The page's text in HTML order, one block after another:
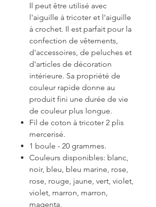
Il peut être utilisé avec
l'aiguille à tricoter et l'aiguille
à crochet. Il est parfait pour la
confection de vêtements,
d'accessoires, de peluches et
d'articles de décoration
intérieure. Sa propriété de
couleur rapide donne au
produit fini une durée de vie
de couleur plus longue.
Fil de coton à tricoter 2 plis
mercerisé.
1 boule - 20 grammes.
Couleurs disponibles: blanc,
noir, bleu, bleu marine, rose,
rose, rouge, jaune, vert, violet,
violet, marron, marron,
magenta,